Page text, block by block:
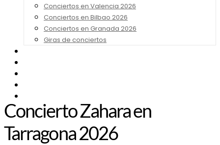
Conciertos en Valencia 2026
Conciertos en Bilbao 2026
Conciertos en Granada 2026
Giras de conciertos
Concierto Zahara en
Tarragona 2026